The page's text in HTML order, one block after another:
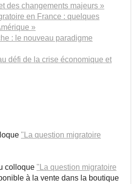
des changements majeurs »
en France : quelques
»
: le nouveau paradigme
défi de la crise économique et
"La question migratoire
colloque "La question migratoire
à la vente dans la boutique